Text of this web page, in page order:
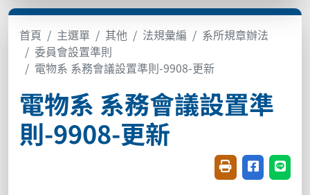
首頁 主選單 其他 法規彙編
系所規章辦法
委員會設置準則
電物系 系務會議設置準則-9908-更新
電物系 系務會議設置準
則-9908-更新
友善列印(開新視
分享至臉書
分享